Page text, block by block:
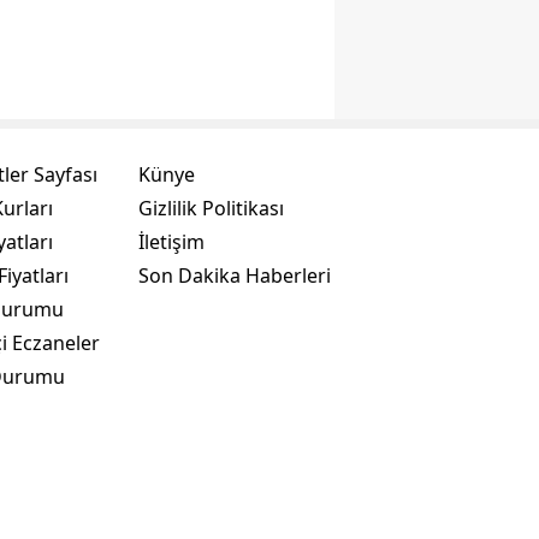
Sayfası
Eczaneler
Künye
Gizlilik Politikası
İletişim
Son Dakika Haberleri